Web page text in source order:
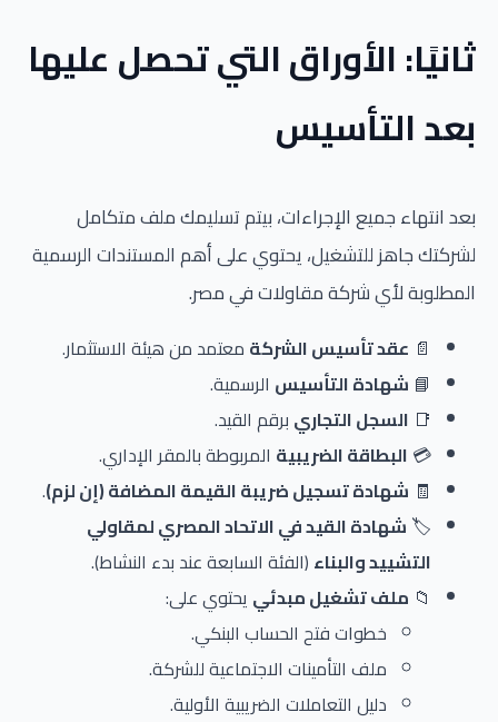
ثانيًا: الأوراق التي تحصل عليها
بعد التأسيس
بعد انتهاء جميع الإجراءات، بيتم تسليمك ملف متكامل
لشركتك جاهز للتشغيل، يحتوي على أهم المستندات الرسمية
المطلوبة لأي شركة مقاولات في مصر.
📄 عقد تأسيس الشركة معتمد من هيئة الاستثمار.
📘 شهادة التأسيس الرسمية.
📑 السجل التجاري برقم القيد.
💳 البطاقة الضريبية المربوطة بالمقر الإداري.
🧾 شهادة تسجيل ضريبة القيمة المضافة (إن لزم).
🏷️ شهادة القيد في الاتحاد المصري لمقاولي
التشييد والبناء (الفئة السابعة عند بدء النشاط).
📁 ملف تشغيل مبدئي يحتوي على:
خطوات فتح الحساب البنكي.
ملف التأمينات الاجتماعية للشركة.
دليل التعاملات الضريبية الأولية.